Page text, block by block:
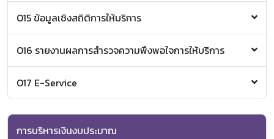
คู่มือการบริหารงานบุคคล
คู่มือแนวทางการลงโทษผู้ปฏิบัติงานในมหาวิทยาลัย
เชียงใหม่
ด้านการปฏิบัติงานทั่วไป
คู่มือด้านการเงินการคลัง
แนวปฏิบัติเพื่อส่งเสริมความโปร่งใสในการจัดซื้อ
จัดจ้างและการบริหารพัสดุ
หลักเกณฑ์และวิธีการการจัดทำคำของบประมาณ
คู่มือวิชาเรียนร่วม (สำหรับส่วนงาน)
คู่มือการเปิดกระบวนวิชาเรียนร่วม
คู่มือการพิจารณาคัดเลือกผู้เรียน
คู่มือหลักสูตรอบรมระยะสั้น (สำหรับส่วนงาน)
O15 ข้อมูลเชิงสถิติการให้บริการ
สถิติจำนวนผู้เรียนในระบบวิทยาลัยการศึกษาตลอดชีวิต
O16 รายงานผลการสำรวจความพึงพอใจการให้บริการ
ข้อมูลสรุปผลการสำรวจความพึงพอใจของผู้เรียน User
Experience
ผลสำรวจความพึงพอใจในกิจกรรม ด้านนวัตกรรมการ
ศึกษา
O17 E-Service
การบริหารเงินงบประมาณ